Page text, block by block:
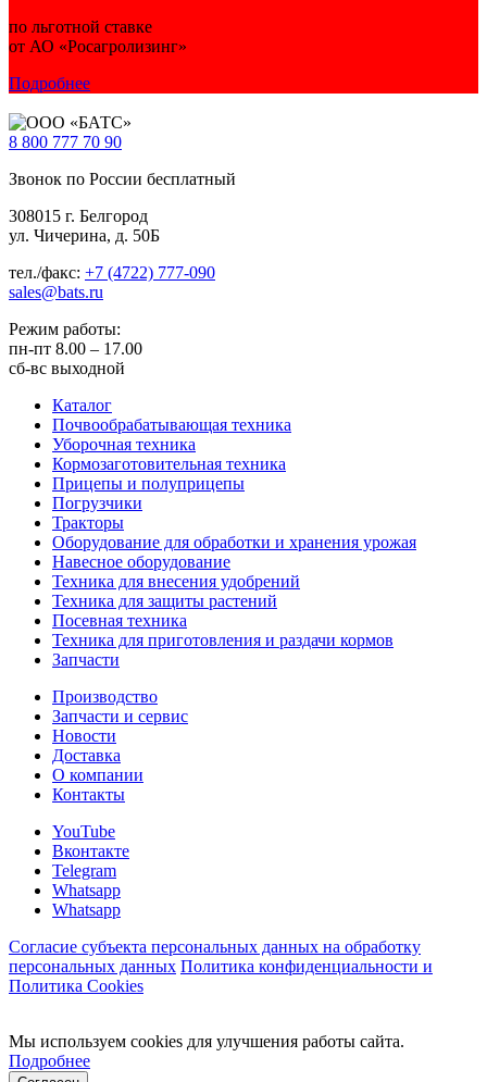
по льготной ставке
от АО «Росагролизинг»
Подробнее
8 800 777 70 90
Звонок по России бесплатный
308015 г. Белгород
ул. Чичерина, д. 50Б
тел./факс: +7 (4722) 777-090
sales@bats.ru
Режим работы:
пн-пт 8.00 – 17.00
сб-вс выходной
Каталог
Почвообрабатывающая техника
Уборочная техника
Кормозаготовительная техника
Прицепы и полуприцепы
Погрузчики
Тракторы
Оборудование для обработки и хранения урожая
Навесное оборудование
Техника для внесения удобрений
Техника для защиты растений
Посевная техника
Техника для приготовления и раздачи кормов
Запчасти
Производство
Запчасти и сервис
Новости
Доставка
О компании
Контакты
YouTube
Вконтакте
Telegram
Whatsapp
Whatsapp
Согласие субъекта персональных данных на обработку
персональных данных Политика конфиденциальности и
Политика Cookies
Мы используем cookies для улучшения работы сайта.
Подробнее